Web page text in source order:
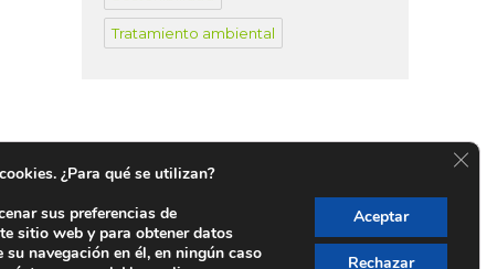
Tratamiento ambiental
SIGRE en España
¿Para qué se utilizan?
sus preferencias de
sitio web y para obtener datos
navegación en él, en ningún caso
Aceptar
Rechazar